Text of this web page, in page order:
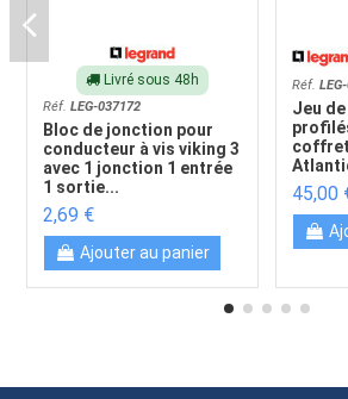
Livré sous 48h
Réf.LEG-037172
Bloc de jonction pour
conducteur à vis viking 3
avec 1 jonction 1 entrée
1 sortie...
2,69 €
Ajouter au panier
Réf.
Jeu
45,00